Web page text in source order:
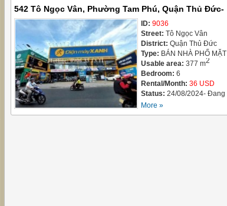
542 Tô Ngọc Vân, Phường Tam Phú, Quận Thủ Đức-
13,5m X 35m - Bán Giá 35 Tỷ
ID: 9036
Street: Tô Ngọc Vân
District: Quận Thủ Đức
Type: BÁN NHÀ PHỐ MẶT
TIỀN
Usable area: 377 m2
Bedroom: 6
Rental/Month: 36 USD
Status: 24/08/2024- Đang
Giao Dịch
More »